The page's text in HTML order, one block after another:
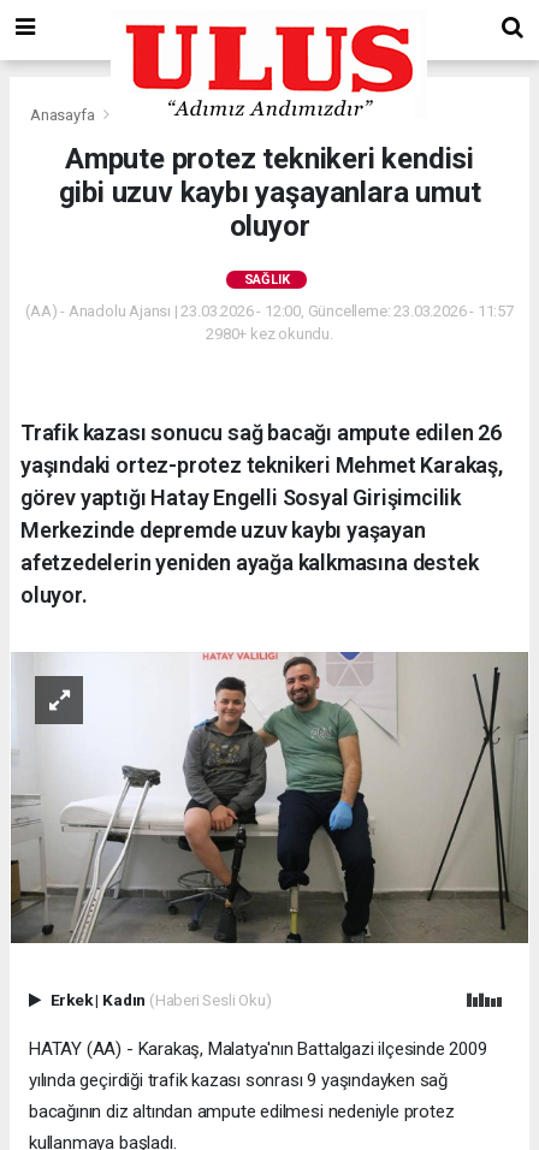
Anasayfa
Ampute protez teknikeri kendisi
gibi uzuv kaybı yaşayanlara umut
oluyor
SAĞLIK
(AA) - Anadolu Ajansı | 23.03.2026 - 12:00, Güncelleme: 23.03.2026 - 11:57
2980+ kez okundu.
Trafik kazası sonucu sağ bacağı ampute edilen 26
yaşındaki ortez-protez teknikeri Mehmet Karakaş,
görev yaptığı Hatay Engelli Sosyal Girişimcilik
Merkezinde depremde uzuv kaybı yaşayan
afetzedelerin yeniden ayağa kalkmasına destek
oluyor.
Erkek| Kadın (Haberi Sesli Oku)
HATAY (AA) - Karakaş, Malatya'nın Battalgazi ilçesinde 2009
yılında geçirdiği trafik kazası sonrası 9 yaşındayken sağ
bacağının diz altından ampute edilmesi nedeniyle protez
kullanmaya başladı.